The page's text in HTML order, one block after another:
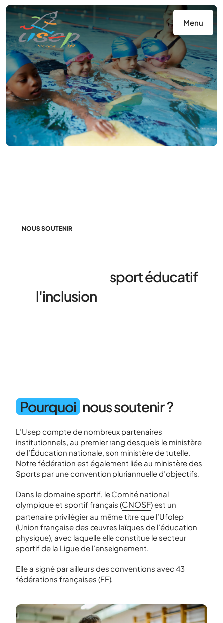
Menu
NOUS SOUTENIR
sport éducatif
l'inclusion
Pourquoi nous soutenir ?
L’Usep compte de nombreux partenaires
institutionnels, au premier rang desquels le ministère
de l’Éducation nationale, son ministère de tutelle.
Notre fédération est également liée au ministère des
Sports par une convention pluriannuelle d’objectifs.
Dans le domaine sportif, le Comité national
olympique et sportif français (CNOSF) est un
partenaire privilégier au même titre que l’Ufolep
(Union française des œuvres laïques de l’éducation
physique), avec laquelle elle constitue le secteur
sportif de la Ligue de l’enseignement.
Elle a signé par ailleurs des conventions avec 43
fédérations françaises (FF).
Panneau de gestion des cookies